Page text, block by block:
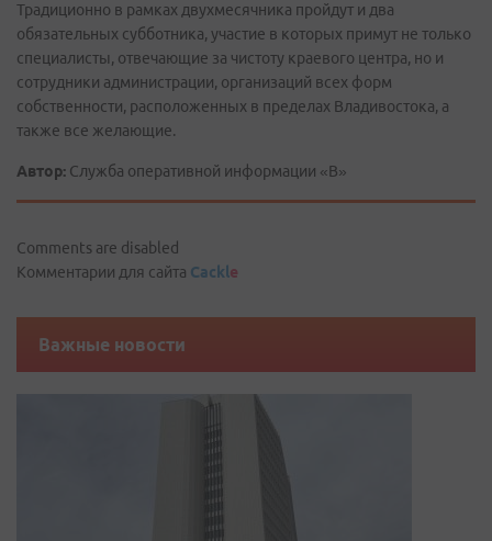
Традиционно в рамках двухмесячника пройдут и два
обязательных субботника, участие в которых примут не только
специалисты, отвечающие за чистоту краевого центра, но и
сотрудники администрации, организаций всех форм
собственности, расположенных в пределах Владивостока, а
также все желающие.
Автор: Служба оперативной информации «В»
Comments are disabled
Комментарии для сайта Cackle
Важные новости